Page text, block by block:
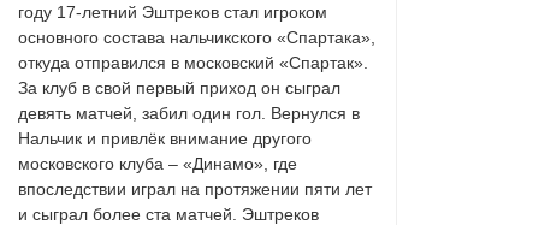
году 17-летний Эштреков стал игроком
основного состава нальчикского «Спартака»,
откуда отправился в московский «Спартак».
За клуб в свой первый приход он сыграл
девять матчей, забил один гол. Вернулся в
Нальчик и привлёк внимание другого
московского клуба – «Динамо», где
впоследствии играл на протяжении пяти лет
и сыграл более ста матчей. Эштреков